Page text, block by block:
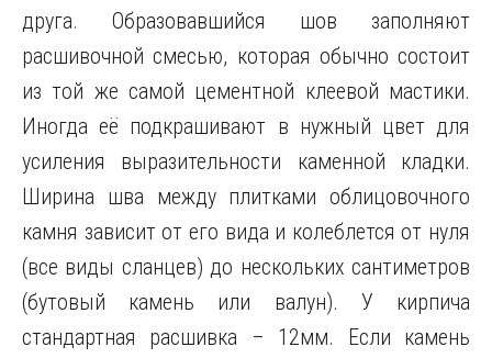
друга. Образовавшийся шов заполняют
расшивочной смесью, которая обычно состоит
из той же самой цементной клеевой мастики.
Иногда её подкрашивают в нужный цвет для
усиления выразительности каменной кладки.
Ширина шва между плитками облицовочного
камня зависит от его вида и колеблется от нуля
(все виды сланцев) до нескольких сантиметров
(бутовый камень или валун). У кирпича
стандартная расшивка – 12мм. Если камень